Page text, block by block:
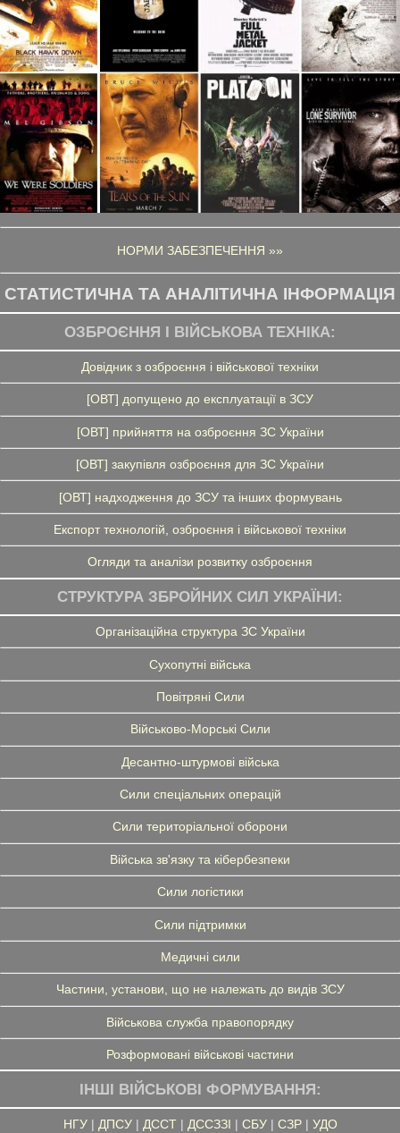
НОРМИ ЗАБЕЗПЕЧЕННЯ »»
СТАТИСТИЧНА ТА АНАЛІТИЧНА ІНФОРМАЦІЯ
ОЗБРОЄННЯ І ВІЙСЬКОВА ТЕХНІКА:
Довідник з озброєння і військової техніки
[ОВТ] допущено до експлуатації в ЗСУ
[ОВТ] прийняття на озброєння ЗС України
[ОВТ] закупівля озброєння для ЗС України
[ОВТ] надходження до ЗСУ та інших формувань
Експорт технологій, озброєння і військової техніки
Огляди та аналізи розвитку озброєння
СТРУКТУРА ЗБРОЙНИХ СИЛ УКРАЇНИ:
Організаційна структура ЗС України
Сухопутні війська
Повітряні Сили
Військово-Морські Сили
Десантно-штурмові війська
Сили спеціальних операцій
Сили територіальної оборони
Війська зв'язку та кібербезпеки
Сили логістики
Сили підтримки
Медичні сили
Частини, установи, що не належать до видів ЗСУ
Військова служба правопорядку
Розформовані військові частини
ІНШІ ВІЙСЬКОВІ ФОРМУВАННЯ:
НГУ| ДПСУ| ДССТ| ДССЗЗІ | СБУ| СЗР| УДО